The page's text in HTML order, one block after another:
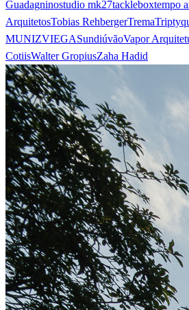
Guadagninostudio mk27tackleboxtempo
ArquitetosTobias RehbergerTrema
MUNIZVIEGASundiúvãoVapor
CotiisWalter GropiusZaha Hadid